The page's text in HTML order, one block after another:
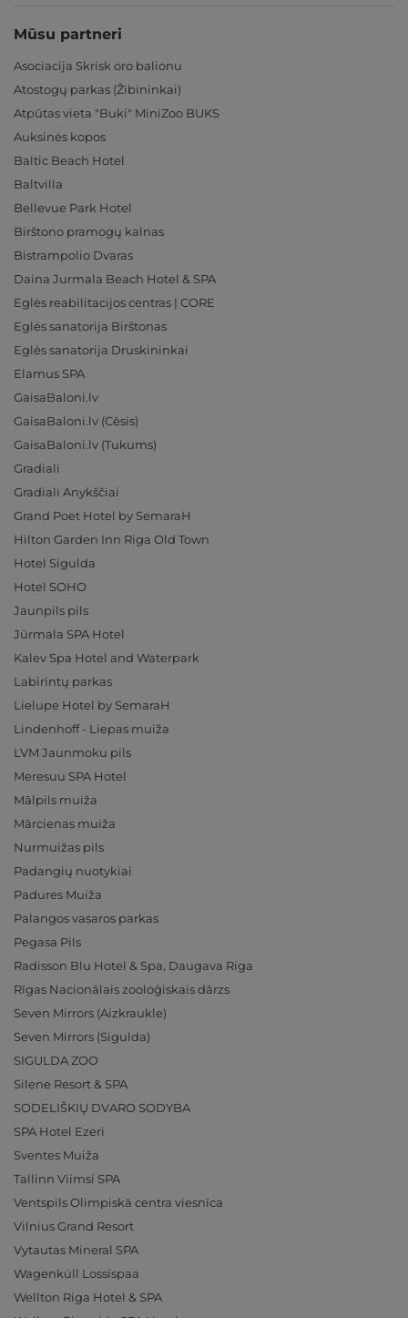
Mūsu partneri
Asociacija Skrisk oro balionu
Atostogų parkas (Žibininkai)
Atpūtas vieta "Buki" MiniZoo BUKS
Auksinės kopos
Baltic Beach Hotel
Baltvilla
Bellevue Park Hotel
Birštono pramogų kalnas
Bistrampolio Dvaras
Daina Jurmala Beach Hotel & SPA
Eglės reabilitacijos centras | CORE
Eglės sanatorija Birštonas
Eglės sanatorija Druskininkai
Elamus SPA
GaisaBaloni.lv
GaisaBaloni.lv (Cēsis)
GaisaBaloni.lv (Tukums)
Gradiali
Gradiali Anykščiai
Grand Poet Hotel by SemaraH
Hilton Garden Inn Riga Old Town
Hotel Sigulda
Hotel SOHO
Jaunpils pils
Jūrmala SPA Hotel
Kalev Spa Hotel and Waterpark
Labirintų parkas
Lielupe Hotel by SemaraH
Lindenhoff - Liepas muiža
LVM Jaunmoku pils
Meresuu SPA Hotel
Mālpils muiža
Mārcienas muiža
Nurmuižas pils
Padangių nuotykiai
Padures Muiža
Palangos vasaros parkas
Pegasa Pils
Radisson Blu Hotel & Spa, Daugava Riga
Rīgas Nacionālais zooloģiskais dārzs
Seven Mirrors (Aizkraukle)
Seven Mirrors (Sigulda)
SIGULDA ZOO
Silene Resort & SPA
SODELIŠKIŲ DVARO SODYBA
SPA Hotel Ezeri
Sventes Muiža
Tallinn Viimsi SPA
Ventspils Olimpiskā centra viesnīca
Vilnius Grand Resort
Vytautas Mineral SPA
Wagenküll Lossispaa
Wellton Riga Hotel & SPA